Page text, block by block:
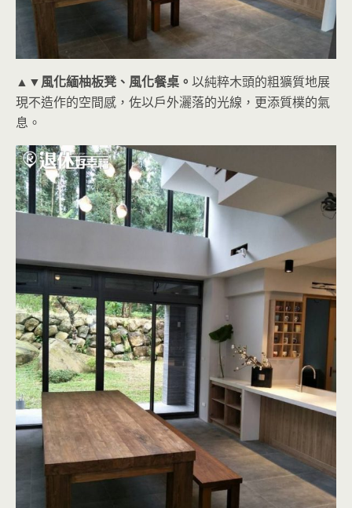
▲▼風化緬柚板凳、風化餐桌。 以純粹木頭的粗獷質地展
現不造作的空間感，佐以戶外灑落的光線，更添質樸的氣
息。